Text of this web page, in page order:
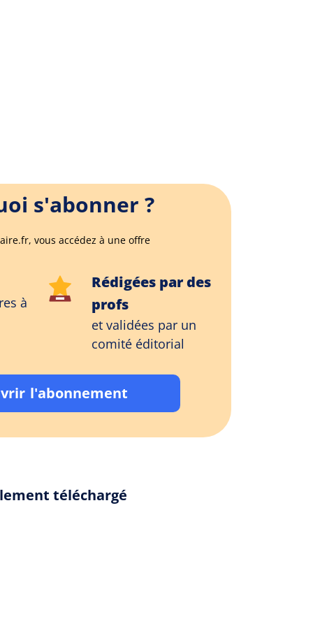
s'abonner ?
vous accédez à une offre
à
Rédigées par des
profs
et validées par un
comité éditorial
l'abonnement
téléchargé